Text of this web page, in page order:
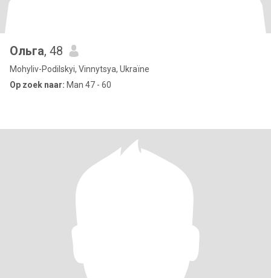
Ольга, 48
Mohyliv-Podilskyi, Vinnytsya, Ukraïne
Op zoek naar: Man 47 - 60